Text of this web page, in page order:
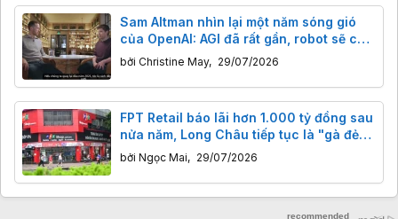
Sam Altman nhìn lại một năm sóng gió
của OpenAI: AGI đã rất gần, robot sẽ có
"khoảnh khắc ChatGPT" trong 2 đến 3
bởi Christine May, 29/07/2026
FPT Retail báo lãi hơn 1.000 tỷ đồng sau
nửa năm, Long Châu tiếp tục là "gà đẻ
trứng vàng"
bởi Ngọc Mai, 29/07/2026